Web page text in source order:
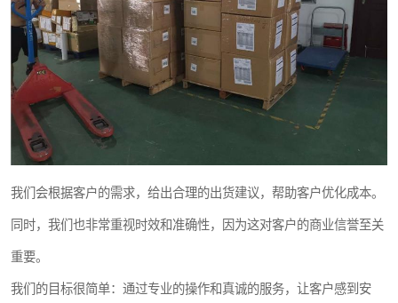
我们会根据客户的需求，给出合理的出货建议，帮助客户优化成本。
同时，我们也非常重视时效和准确性，因为这对客户的商业信誉至关
重要。
我们的目标很简单：通过专业的操作和真诚的服务，让客户感到安